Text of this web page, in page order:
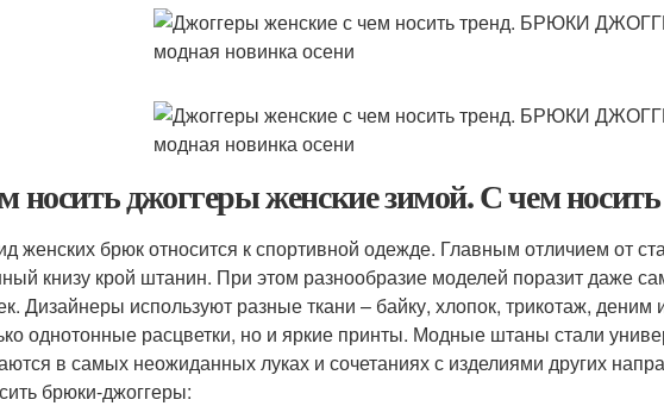
носить джоггеры женские зимой. С чем
женских брюк относится к спортивной одежде. Главным отличием от
книзу крой штанин. При этом разнообразие моделей поразит даже
Дизайнеры используют разные ткани – байку, хлопок, трикотаж, деним
однотонные расцветки, но и яркие принты. Модные штаны стали
в самых неожиданных луках и сочетаниях с изделиями других
брюки-джоггеры: